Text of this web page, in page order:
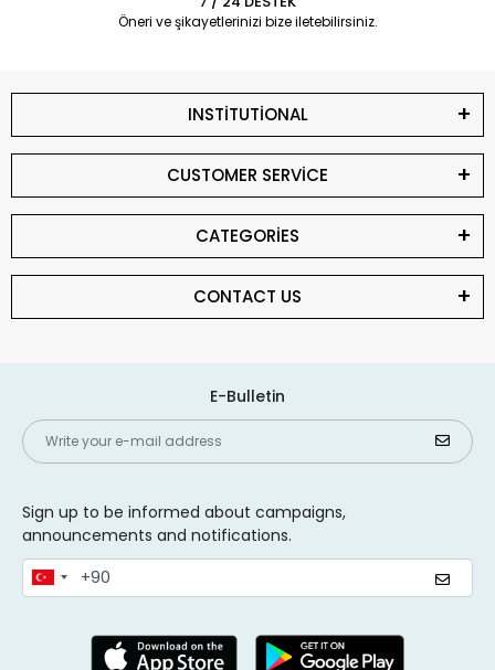
Öneri ve şikayetlerinizi bize iletebilirsiniz.
INSTİTUTİONAL
CUSTOMER SERVİCE
CATEGORİES
CONTACT US
E-Bulletin
Sign up to be informed about campaigns,
announcements and notifications.